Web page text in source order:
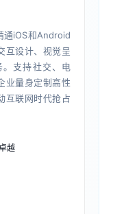
通iOS和Android
互设计、视觉呈
支持社交、电
业量身定制高性
互联网时代抢占
越